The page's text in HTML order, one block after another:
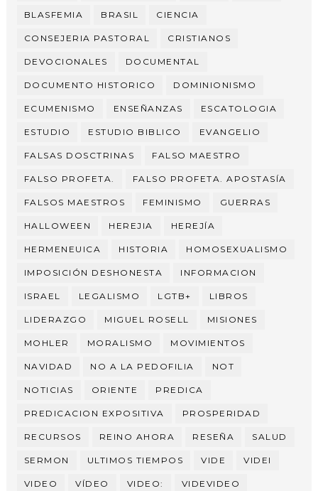
BLASFEMIA BRASIL CIENCIA
CONSEJERIA PASTORAL CRISTIANOS
DEVOCIONALES DOCUMENTAL
DOCUMENTO HISTORICO DOMINIONISMO
ECUMENISMO ENSEÑANZAS ESCATOLOGIA
ESTUDIO ESTUDIO BIBLICO EVANGELIO
FALSAS DOSCTRINAS FALSO MAESTRO
FALSO PROFETA. FALSO PROFETA. APOSTASÍA
FALSOS MAESTROS FEMINISMO GUERRAS
HALLOWEEN HEREJIA HEREJÍA
HERMENEUICA HISTORIA HOMOSEXUALISMO
IMPOSICIÓN DESHONESTA INFORMACION
ISRAEL LEGALISMO LGTB+ LIBROS
LIDERAZGO MIGUEL ROSELL MISIONES
MOHLER MORALISMO MOVIMIENTOS
NAVIDAD NO A LA PEDOFILIA NOT
NOTICIAS ORIENTE PREDICA
PREDICACION EXPOSITIVA PROSPERIDAD
RECURSOS REINO AHORA RESEÑA SALUD
SERMON ULTIMOS TIEMPOS VIDE VIDEI
VIDEO VÍDEO VIDEO: VIDEVIDEO